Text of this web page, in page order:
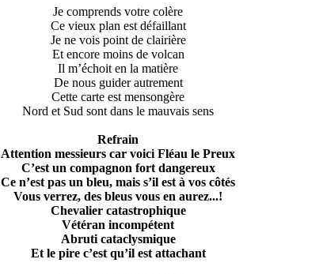
Je comprends votre colère
Ce vieux plan est défaillant
Je ne vois point de clairière
Et encore moins de volcan
Il m’échoit en la matière
De nous guider autrement
Cette carte est mensongère
Nord et Sud sont dans le mauvais sens
Refrain
Attention messieurs car voici Fléau le Preux
C’est un compagnon fort dangereux
Ce n’est pas un bleu, mais s’il est à vos côtés
Vous verrez, des bleus vous en aurez...!
Chevalier catastrophique
Vétéran incompétent
Abruti cataclysmique
Et le pire c’est qu’il est attachant